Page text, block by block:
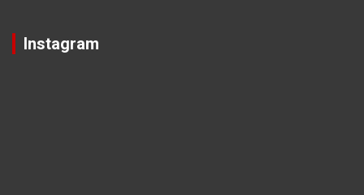
Instagram